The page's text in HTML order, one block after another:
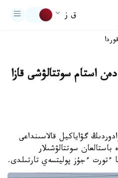
ق ز
تۇرمەدەگى بۇلىك: 100 دەن استام سوتتالۋشى قازا
گۋاياكيل قالاسىنداعى
سوتتالۋشىلار
ءتورت ءجۇز پوليتسەي تارتىلدى.